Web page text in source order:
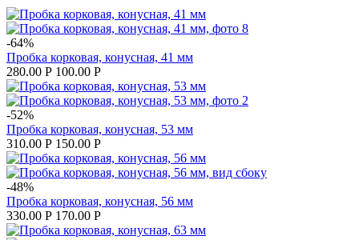
-64%
Пробка корковая, конусная, 41 мм
280.00 Р 100.00 Р
-52%
Пробка корковая, конусная, 53 мм
310.00 Р 150.00 Р
-48%
Пробка корковая, конусная, 56 мм
330.00 Р 170.00 Р